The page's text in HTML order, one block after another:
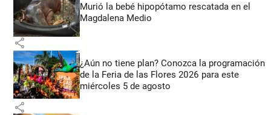
Murió la bebé hipopótamo rescatada en el
Magdalena Medio
share
¿Aún no tiene plan? Conozca la programación
de la Feria de las Flores 2026 para este
miércoles 5 de agosto
share